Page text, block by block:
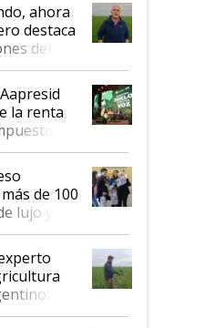
ahora
destaca
del
invertir:
la renta
hace 50
de 100
lujo y